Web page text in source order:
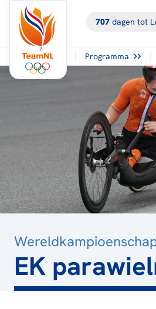
707dagen tot
Programma
EK
TERUG NAAR
OVERZICHT